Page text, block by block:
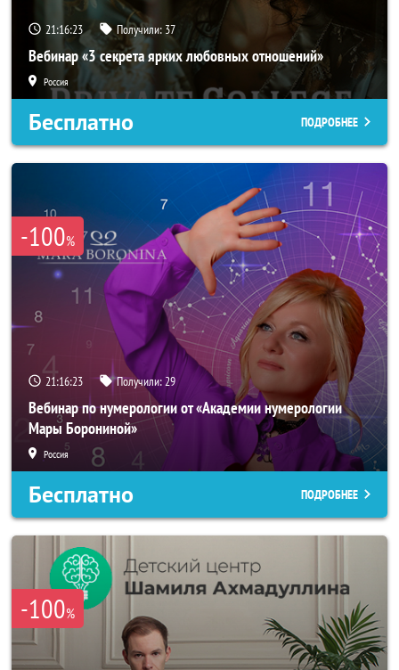
21:16:20 Получили: 37
Вебинар «3 секрета ярких любовных отношений»
Россия
Бесплатно ПОДРОБНЕЕ
-100%
21:16:20 Получили:29
Вебинар по нумерологии от «Академии нумерологии
Мары Борониной»
Россия
Бесплатно ПОДРОБНЕЕ
-100%